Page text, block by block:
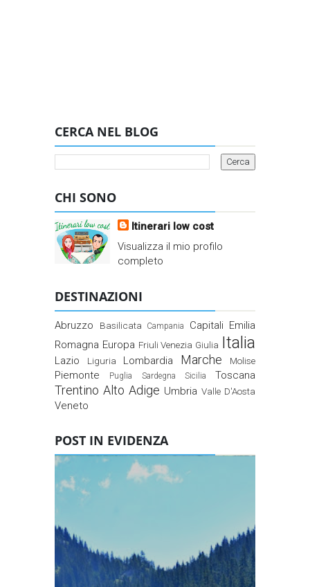
CERCA NEL BLOG
CHI SONO
Itinerari low cost
Visualizza il mio profilo
completo
DESTINAZIONI
Abruzzo Basilicata Campania Capitali Emilia
Romagna Europa Friuli Venezia Giulia Italia
Lazio Liguria Lombardia Marche Molise
Piemonte Puglia Sardegna Sicilia Toscana
Trentino Alto Adige Umbria Valle D'Aosta
Veneto
POST IN EVIDENZA